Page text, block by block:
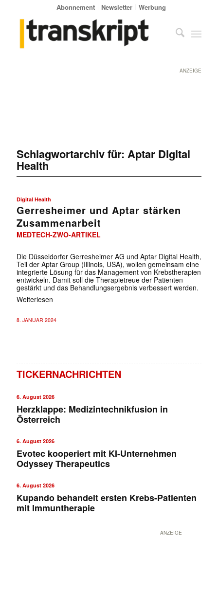
Abonnement Newsletter Werbung
ANZEIGE
Schlagwortarchiv für: Aptar Digital
Health
Digital Health
Gerresheimer und Aptar stärken
Zusammenarbeit
MEDTECH-ZWO-ARTIKEL
Die Düsseldorfer Gerresheimer AG und Aptar Digital Health,
Teil der Aptar Group (Illinois, USA), wollen gemeinsam eine
integrierte Lösung für das Management von Krebstherapien
entwickeln. Damit soll die Therapietreue der Patienten
gestärkt und das Behandlungsergebnis verbessert werden.
Weiterlesen
8. JANUAR 2024
TICKERNACHRICHTEN
6. August 2026
Herzklappe: Medizintechnikfusion in
Österreich
6. August 2026
Evotec kooperiert mit KI-Unternehmen
Odyssey Therapeutics
6. August 2026
Kupando behandelt ersten Krebs-Patienten
mit Immuntherapie
ANZEIGE